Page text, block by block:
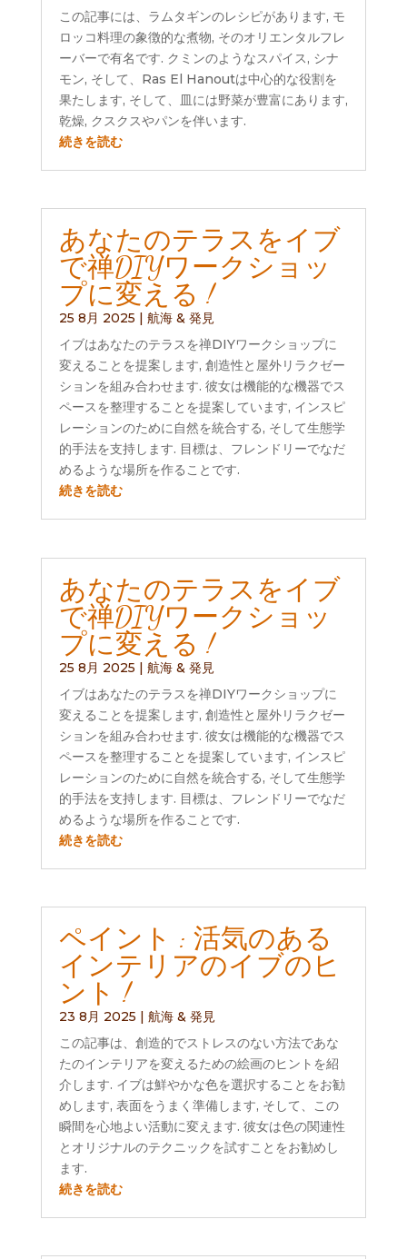
この記事には、ラムタギンのレシピがあります, モ
ロッコ料理の象徴的な煮物, そのオリエンタルフレ
ーバーで有名です. クミンのようなスパイス, シナ
モン, そして、Ras El Hanoutは中心的な役割を
果たします, そして、皿には野菜が豊富にあります,
乾燥, クスクスやパンを伴います.
続きを読む
あなたのテラスをイブ
で禅DIYワークショッ
プに変える !
25 8月 2025
航海 & 発見
イブはあなたのテラスを禅DIYワークショップに
変えることを提案します, 創造性と屋外リラクゼー
ションを組み合わせます. 彼女は機能的な機器でス
ペースを整理することを提案しています, インスピ
レーションのために自然を統合する, そして生態学
的手法を支持します. 目標は、フレンドリーでなだ
めるような場所を作ることです.
続きを読む
あなたのテラスをイブ
で禅DIYワークショッ
プに変える !
25 8月 2025 | 航海 & 発見
イブはあなたのテラスを禅DIYワークショップに
変えることを提案します, 創造性と屋外リラクゼー
ションを組み合わせます. 彼女は機能的な機器でス
ペースを整理することを提案しています, インスピ
レーションのために自然を統合する, そして生態学
的手法を支持します. 目標は、フレンドリーでなだ
めるような場所を作ることです.
続きを読む
ペイント : 活気のある
インテリアのイブのヒ
ント !
23 8月 2025 | 航海 & 発見
この記事は、創造的でストレスのない方法であな
たのインテリアを変えるための絵画のヒントを紹
介します. イブは鮮やかな色を選択することをお勧
めします, 表面をうまく準備します, そして、この
瞬間を心地よい活動に変えます. 彼女は色の関連性
とオリジナルのテクニックを試すことをお勧めし
ます.
続きを読む